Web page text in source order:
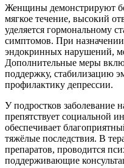
Женщины демонстрируют
мягкое течение, высокий
уделяется гормональному
симптомов. При
эндокринных нарушений,
Дополнительные меры
поддержку, стабилизацию
профилактику депрессии.
У подростков заболевание
препятствует социальной
обеспечивает
тяжёлые последствия. В
препаратов, проводится
поддерживающие